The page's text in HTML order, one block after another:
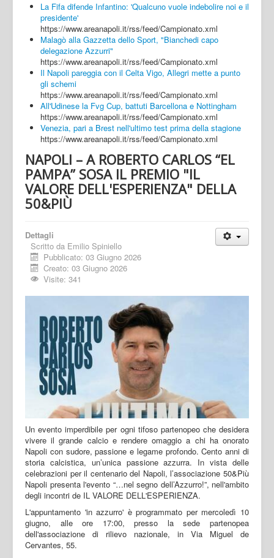
La Fifa difende Infantino: 'Qualcuno vuole indebolire noi e il
presidente'
https://www.areanapoli.it/rss/feed/Campionato.xml
Malagò alla Gazzetta dello Sport, "Bianchedi capo
delegazione Azzurri"
https://www.areanapoli.it/rss/feed/Campionato.xml
Il Napoli pareggia con il Celta Vigo, Allegri mette a punto
gli schemi
https://www.areanapoli.it/rss/feed/Campionato.xml
All'Udinese la Fvg Cup, battuti Barcellona e Nottingham
https://www.areanapoli.it/rss/feed/Campionato.xml
Venezia, pari a Brest nell'ultimo test prima della stagione
https://www.areanapoli.it/rss/feed/Campionato.xml
NAPOLI – A ROBERTO CARLOS “EL
PAMPA” SOSA IL PREMIO "IL
VALORE DELL'ESPERIENZA" DELLA
50&PIÙ
Dettagli
Scritto da Emilio Spiniello
Pubblicato: 03 Giugno 2026
Creato: 03 Giugno 2026
Visite: 341
Un evento imperdibile per ogni tifoso partenopeo che desidera
vivere il grande calcio e rendere omaggio a chi ha onorato
Napoli con sudore, passione e legame profondo. Cento anni di
storia calcistica, un’unica passione azzurra. In vista delle
celebrazioni per il centenario del Napoli, l’associazione 50&Più
Napoli presenta l'evento “…nel segno dell’Azzurro!”, nell'ambito
degli incontri de IL VALORE DELL'ESPERIENZA.
L'appuntamento 'in azzurro' è programmato per mercoledì 10
giugno, alle ore 17:00, presso la sede partenopea
dell'associazione di rilievo nazionale, in Via Miguel de
Cervantes, 55.